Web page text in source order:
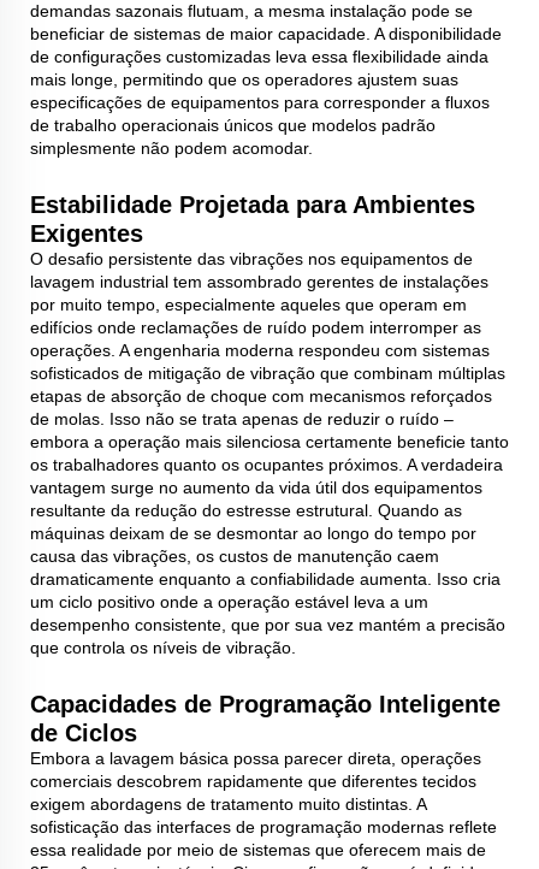
demandas sazonais flutuam, a mesma instalação pode se
beneficiar de sistemas de maior capacidade. A disponibilidade
de configurações customizadas leva essa flexibilidade ainda
mais longe, permitindo que os operadores ajustem suas
especificações de equipamentos para corresponder a fluxos
de trabalho operacionais únicos que modelos padrão
simplesmente não podem acomodar.
Estabilidade Projetada para Ambientes
Exigentes
O desafio persistente das vibrações nos equipamentos de
lavagem industrial tem assombrado gerentes de instalações
por muito tempo, especialmente aqueles que operam em
edifícios onde reclamações de ruído podem interromper as
operações. A engenharia moderna respondeu com sistemas
sofisticados de mitigação de vibração que combinam múltiplas
etapas de absorção de choque com mecanismos reforçados
de molas. Isso não se trata apenas de reduzir o ruído –
embora a operação mais silenciosa certamente beneficie tanto
os trabalhadores quanto os ocupantes próximos. A verdadeira
vantagem surge no aumento da vida útil dos equipamentos
resultante da redução do estresse estrutural. Quando as
máquinas deixam de se desmontar ao longo do tempo por
causa das vibrações, os custos de manutenção caem
dramaticamente enquanto a confiabilidade aumenta. Isso cria
um ciclo positivo onde a operação estável leva a um
desempenho consistente, que por sua vez mantém a precisão
que controla os níveis de vibração.
Capacidades de Programação Inteligente
de Ciclos
Embora a lavagem básica possa parecer direta, operações
comerciais descobrem rapidamente que diferentes tecidos
exigem abordagens de tratamento muito distintas. A
sofisticação das interfaces de programação modernas reflete
essa realidade por meio de sistemas que oferecem mais de